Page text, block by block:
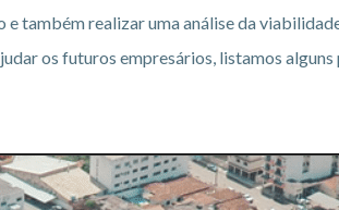
também realizar uma análise da
os futuros empresários, listamos